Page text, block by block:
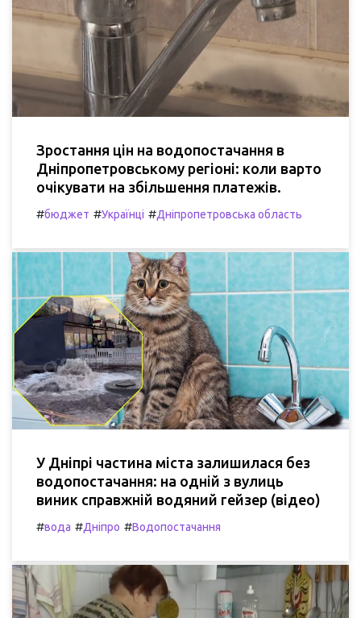
Зростання цін на водопостачання в
Дніпропетровському регіоні: коли варто
очікувати на збільшення платежів.
#бюджет #Українці #Дніпропетровська область
У Дніпрі частина міста залишилася без
водопостачання: на одній з вулиць
виник справжній водяний гейзер (відео)
#вода #Дніпро #Водопостачання